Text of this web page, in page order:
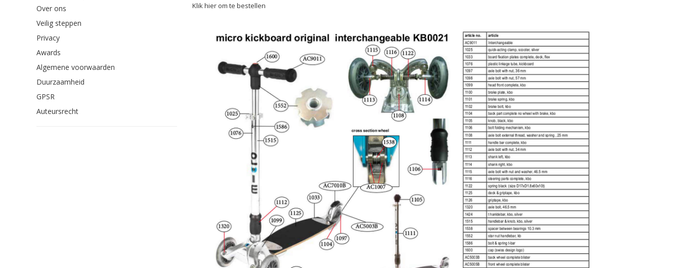
Over ons
Veilig steppen
Privacy
Awards
Algemene voorwaarden
Duurzaamheid
GPSR
Auteursrecht
Klik hier om te bestellen